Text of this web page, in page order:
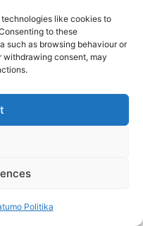
like cookies to
to these
such as browsing behaviour or
withdrawing consent, may
Politika
vaistais.
ryte, ar
ir laikytis